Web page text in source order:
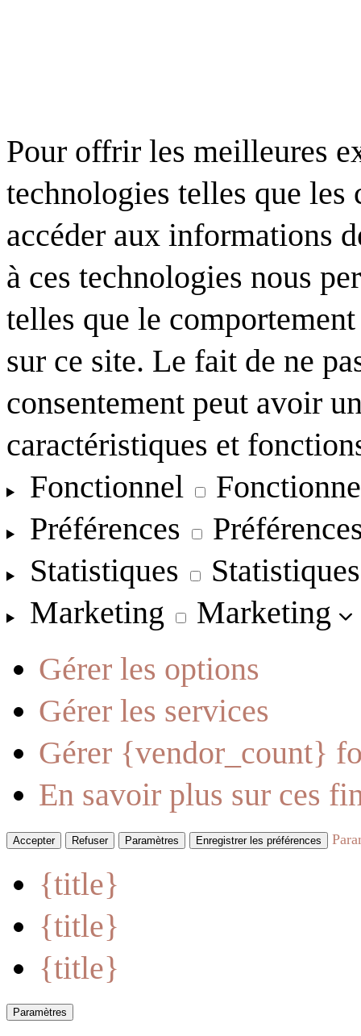
Pour offrir les meilleures
technologies telles que
accéder aux informations
à ces technologies nous
telles que le
sur ce site. Le fait de ne
consentement peut avoir
caractéristiques et
Fonctionnel
Préférences
Statistiques
Statistiques
Marketing
Marketing
Gérer les options
Gérer les services
Gérer {vendor_count}
En savoir plus sur ces
Accepter Refuser Paramètres Enregistrer les préférences
{title}
{title}
{title}
Paramètres